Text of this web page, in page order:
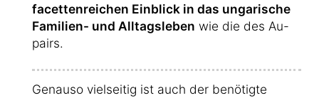
facettenreichen Einblick in das ungarische
Familien- und Alltagsleben wie die des Au-
pairs.
Genauso vielseitig ist auch der benötigte